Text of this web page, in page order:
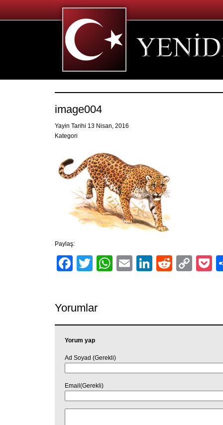
image004
Yayin Tarihi 13 Nisan, 2016
Kategori
Paylaş:
Facebook
TwitterWhatsApp
EmailLinkedIn
Reddit
Yorumlar
Yorum yap
Ad Soyad (Gerekli)
Email(Gerekli)